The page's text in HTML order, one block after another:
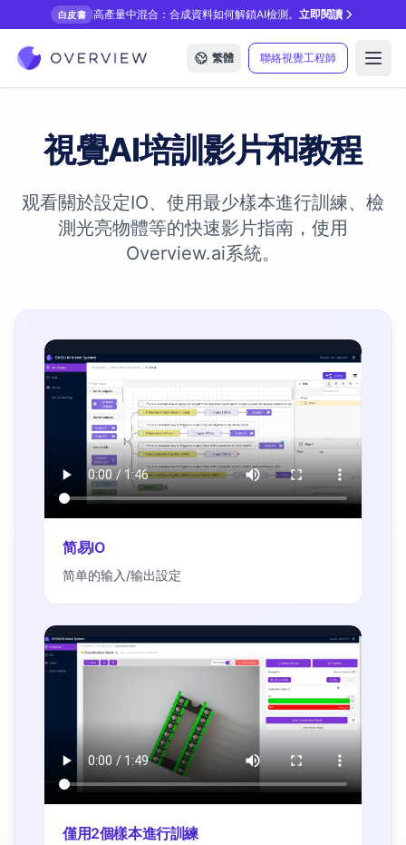
白皮書 高產量中混合：合成資料如何解鎖AI檢測。立即閱讀
繁體 聯絡視覺工程師
視覺AI培訓影片和教程
观看關於設定IO、使用最少樣本進行訓練、檢
測光亮物體等的快速影片指南，使用
Overview.ai系統。
简易IO
简单的输入/输出設定
僅用2個樣本進行訓練